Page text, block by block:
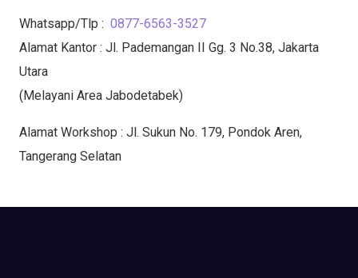
Whatsapp/Tlp : 0877-6563-3527
Alamat Kantor : Jl. Pademangan II Gg. 3 No.38, Jakarta
Utara
(Melayani Area Jabodetabek)
Alamat Workshop : Jl. Sukun No. 179, Pondok Aren,
Tangerang Selatan